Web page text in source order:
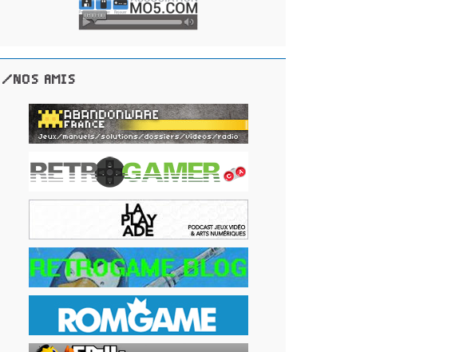
/NOS AMIS